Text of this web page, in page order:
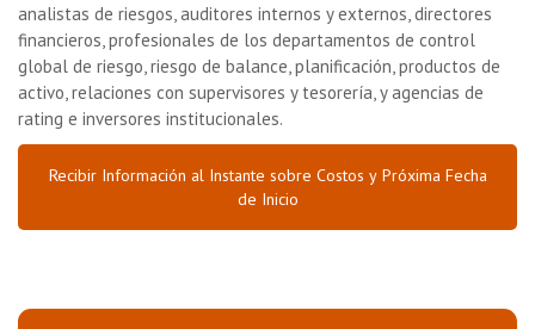
analistas de riesgos, auditores internos y externos, directores
financieros, profesionales de los departamentos de control
global de riesgo, riesgo de balance, planificación, productos de
activo, relaciones con supervisores y tesorería, y agencias de
rating e inversores institucionales.
Recibir Información al Instante sobre Costos y Próxima Fecha
de Inicio